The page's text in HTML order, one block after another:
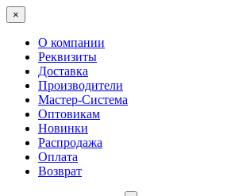
×
О компании
Реквизиты
Доставка
Производители
Мастер-Система
Оптовикам
Новинки
Распродажа
Оплата
Возврат